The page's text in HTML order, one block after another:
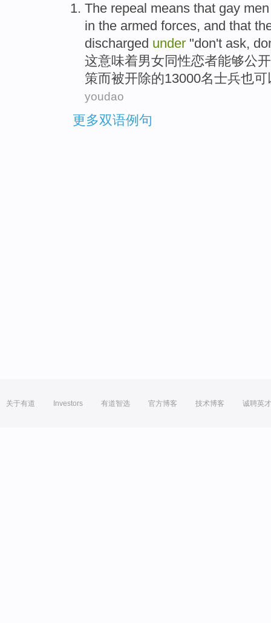
The repeal means that gay
in the armed forces, and that
discharged under "don't ask,
这意味着男女同性恋者能够公开
策而被开除的13000名士兵也可
youdao
更多双语例句
关于有道 Investors 有道智选 官方博客 技术博客 诚聘英才